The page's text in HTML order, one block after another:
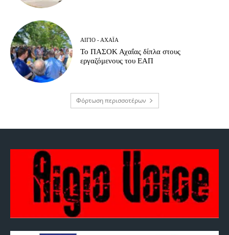
ΑΊΓΙΟ - ΑΧΑΪ́Α
Το ΠΑΣΟΚ Αχαΐας δίπλα στους
εργαζόμενους του ΕΑΠ
Φόρτωση περισσοτέρων